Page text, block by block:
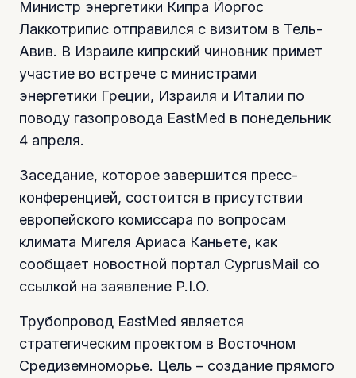
Министр энергетики Кипра Йоргос
Лаккотрипис отправился с визитом в Тель-
Авив. В Израиле кипрский чиновник примет
участие во встрече с министрами
энергетики Греции, Израиля и Италии по
поводу газопровода EastMed в понедельник
4 апреля.
Заседание, которое завершится пресс-
конференцией, состоится в присутствии
европейского комиссара по вопросам
климата Мигеля Ариаса Каньете, как
сообщает новостной портал CyprusMail со
ссылкой на заявление P.I.O.
Трубопровод EastMed является
стратегическим проектом в Восточном
Средиземноморье. Цель – создание прямого